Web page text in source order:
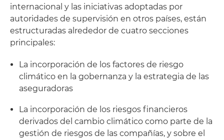
internacional y las iniciativas adoptadas por
autoridades de supervisión en otros países, están
estructuradas alrededor de cuatro secciones
principales:
La incorporación de los factores de riesgo
climático en la gobernanza y la estrategia de las
aseguradoras
La incorporación de los riesgos financieros
derivados del cambio climático como parte de la
gestión de riesgos de las compañías, y sobre el